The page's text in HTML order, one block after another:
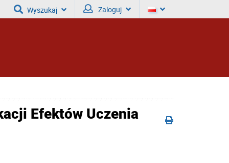
Wyszukaj Zaloguj
Efektów Uczenia